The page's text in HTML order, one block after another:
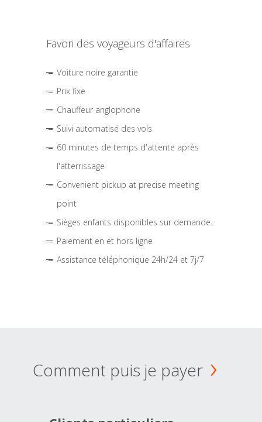
Favori des voyageurs d'affaires
Voiture noire garantie
Prix fixe
Chauffeur anglophone
Suivi automatisé des vols
60 minutes de temps d'attente après
l'atterrissage
Convenient pickup at precise meeting
point
Sièges enfants disponibles sur demande.
Paiement en et hors ligne
Assistance téléphonique 24h/24 et 7j/7
Comment puis je payer